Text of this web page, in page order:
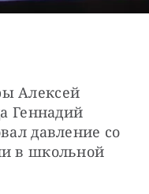
Алексей
Геннадий
давление со
в школьной